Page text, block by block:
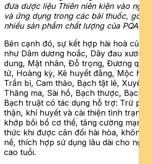
đưa dược liệu Thiên niên kiện vào
và ứng dụng trong các bài thuốc, góp
nhiều sản phẩm chất lượng của PQA.
Bên cạnh đó, sự kết hợp hài hoà của
như Dâm dương hoắc, Dây đau xương,
dung, Mật nhân, Đỗ trọng, Đương quy,
tử, Hoàng kỳ, Kê huyết đằng, Mộc
Trần bì, Cam thảo, Bạch tật lê, Xuyên
Thăng ma, Sài hồ, Bạch thược, Bạch
Bạch truật có tác dụng hỗ trợ: Trừ
thận, khí huyết và cải thiện tình trạng
khớp bồi bổ cơ thể, tăng cường mạnh
thức khi được cân đối hài hòa, không
nề, thích hợp sử dụng lâu dài cho
cao tuổi.